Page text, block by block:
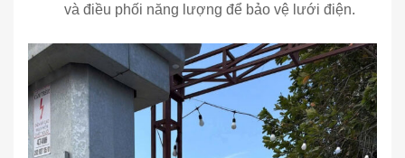
và điều phối năng lượng để bảo vệ lưới điện.